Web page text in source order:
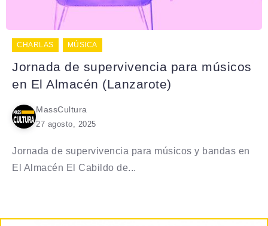
CHARLAS MÚSICA
Jornada de supervivencia para músicos
en El Almacén (Lanzarote)
MassCultura
27 agosto, 2025
Jornada de supervivencia para músicos y bandas en
El Almacén El Cabildo de...